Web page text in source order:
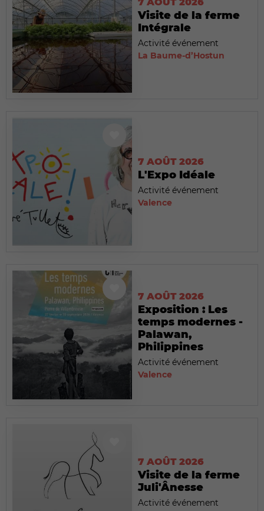
Visite de la ferme
Intégrale
Activité événement
La Baume-d’Hostun
7 AOÛT 2026
L'Expo Idéale
Activité événement
Valence
7 AOÛT 2026
Exposition : Les
temps modernes -
Palawan,
Philippines
Activité événement
Valence
7 AOÛT 2026
Visite de la ferme
Juli'Ânesse
Activité événement